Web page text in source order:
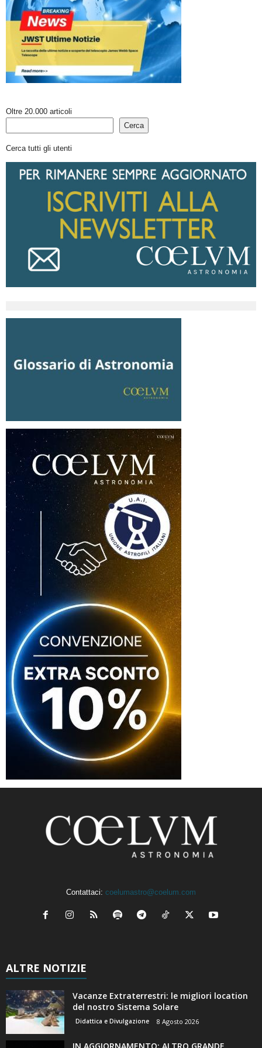
Oltre 20.000 articoli
Cerca
Cerca tutti gli utenti
Contattaci: coelumastro@coelum.com
ALTRE NOTIZIE
Vacanze Extraterrestri: le migliori location
del nostro Sistema Solare
Didattica e Divulgazione 8 Agosto 2026